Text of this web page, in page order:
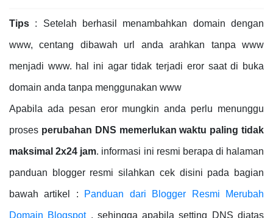
Tips : Setelah berhasil menambahkan domain dengan
www, centang dibawah url anda arahkan tanpa www
menjadi www. hal ini agar tidak terjadi eror saat di buka
domain anda tanpa menggunakan www
Apabila ada pesan eror mungkin anda perlu menunggu
proses perubahan DNS memerlukan waktu paling tidak
maksimal 2x24 jam. informasi ini resmi berapa di halaman
panduan blogger resmi silahkan cek disini pada bagian
bawah artikel : Panduan dari Blogger Resmi Merubah
Domain Blogspot, sehingga apabila setting DNS diatas